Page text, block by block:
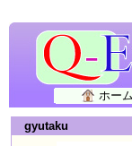
ホーム
gyutaku